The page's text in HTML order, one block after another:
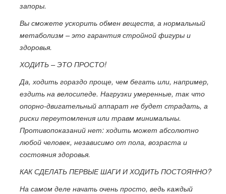
запоры.
Вы сможете ускорить обмен веществ, а нормальный
метаболизм – это гарантия стройной фигуры и
здоровья.
ХОДИТЬ – ЭТО ПРОСТО!
Да, ходить гораздо проще, чем бегать или, например,
ездить на велосипеде. Нагрузки умеренные, так что
опорно-двигательный аппарат не будет страдать, а
риски переутомления или травм минимальны.
Противопоказаний нет: ходить может абсолютно
любой человек, независимо от пола, возраста и
состояния здоровья.
КАК СДЕЛАТЬ ПЕРВЫЕ ШАГИ И ХОДИТЬ ПОСТОЯННО?
На самом деле начать очень просто, ведь каждый